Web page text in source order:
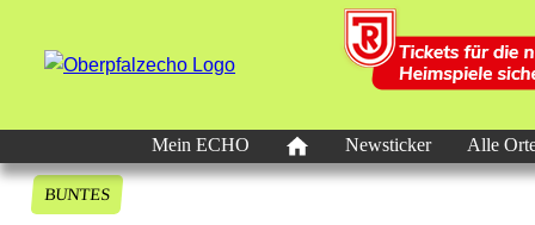
Mein ECHO Newsticker Alle
BUNTES